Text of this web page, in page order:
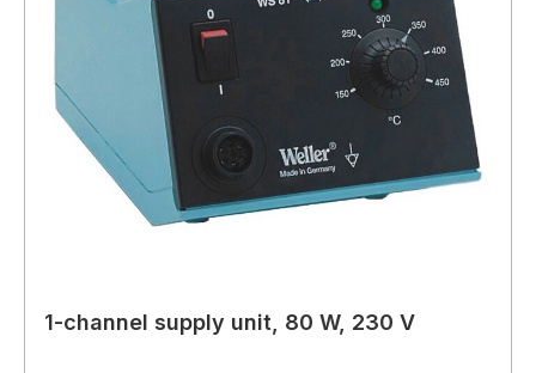
1-channel supply unit, 80 W, 230 V